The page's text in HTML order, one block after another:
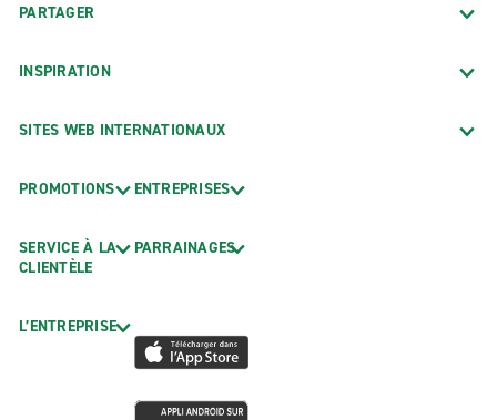
PARTAGER
INSPIRATION
SITES WEB INTERNATIONAUX
PROMOTIONS
SERVICE À LA
CLIENTÈLE
L’ENTREPRISE
ENTREPRISES
PARRAINAGES